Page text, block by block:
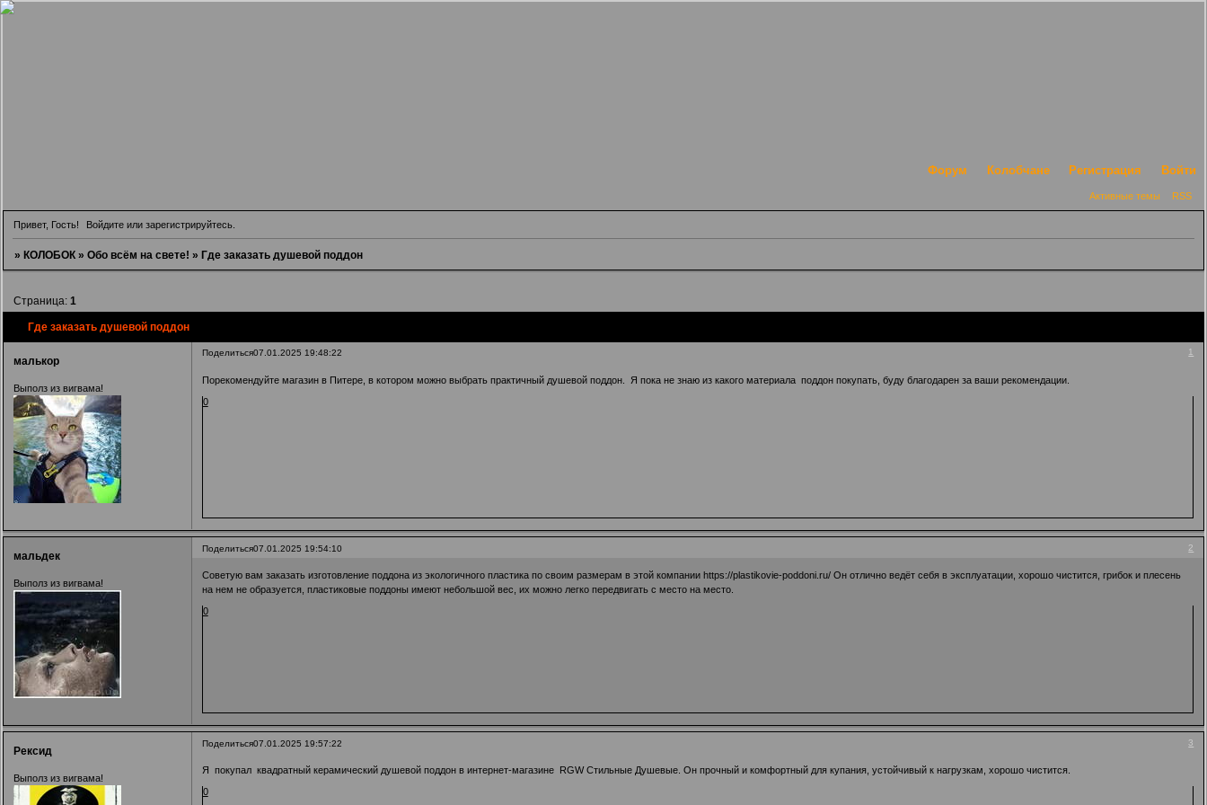
Форум Колобчане Регистрация Войти
Активные темы RSS
Привет, Гость! Войдите илизарегистрируйтесь
» КОЛОБОК » Обо всём на свете! » Где заказать душевой поддон
Где заказать душевой поддон
Страница: 1
Поделиться 1
07.01.2025 19:48:22
малькор
Выполз из вигвама!
Порекомендуйте магазин в Питере, в котором можно выбрать практичный душевой поддон. Я пока не знаю из какого материала поддон покупать, буду благодарен за ваши рекомендации.
0
Поделиться 2
07.01.2025 19:54:10
мальдек
Выполз из вигвама!
Советую вам заказать изготовление поддона из экологичного пластика по своим размерам в этой компании https://plastikovie-poddoni.ru/Он отлично ведёт себя в эксплуатации, хорошо чистится, грибок и плесень
на нем не образуется, пластиковые поддоны имеют небольшой вес, их можно легко передвигать с место на место.
0
Поделиться 3
07.01.2025 19:57:22
Рексид
Выполз из вигвама!
Я покупал квадратный керамический душевой поддон в интернет-магазине RGW Стильные Душевые. Он прочный и комфортный для купания, устойчивый к нагрузкам, хорошо чистится.
0